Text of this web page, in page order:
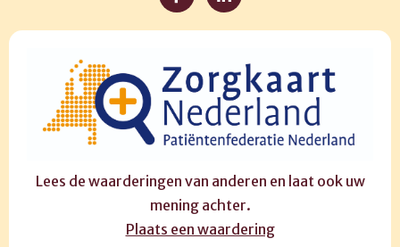
Lees de waarderingen van anderen en laat ook uw
mening achter.
Plaats een waardering